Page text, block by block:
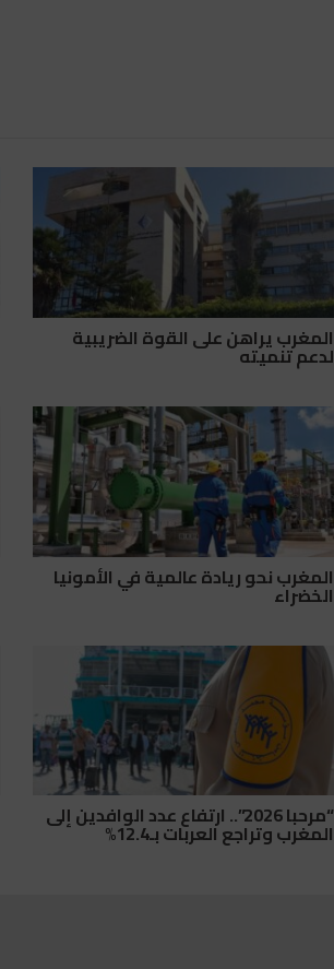
المغرب يراهن على القوة الضريبية
لدعم تنميته
المغرب نحو ريادة عالمية في الأمونيا
الخضراء
“مرحبا 2026”.. ارتفاع عدد الوافدين إلى
المغرب وتراجع العربات بـ12.4%